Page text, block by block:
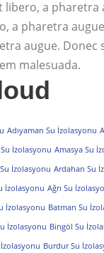
libero, a pharetra
a pharetra
augue. Donec
malesuada.
Adıyaman Su İzolasyonu
İzolasyonu Amasya Su
İzolasyonu Ardahan Su
İzolasyonu Ağrı Su
İzolasyonu Batman Su
İzolasyonu Bingöl Su
Burdur Su